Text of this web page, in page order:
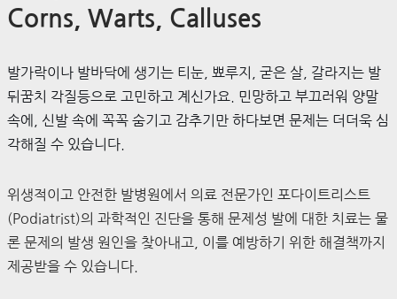
Corns, Warts, Calluses
발가락이나 발바닥에 생기는 티눈, 뾰루지, 굳은 살, 갈라지는 발
뒤꿈치 각질등으로 고민하고 계신가요. 민망하고 부끄러워 양말
속에, 신발 속에 꼭꼭 숨기고 감추기만 하다보면 문제는 더더욱 심
각해질 수 있습니다.
위생적이고 안전한 발병원에서 의료 전문가인 포다이트리스트
(Podiatrist)의 과학적인 진단을 통해 문제성 발에 대한 치료는 물
론 문제의 발생 원인을 찾아내고, 이를 예방하기 위한 해결책까지
제공받을 수 있습니다.